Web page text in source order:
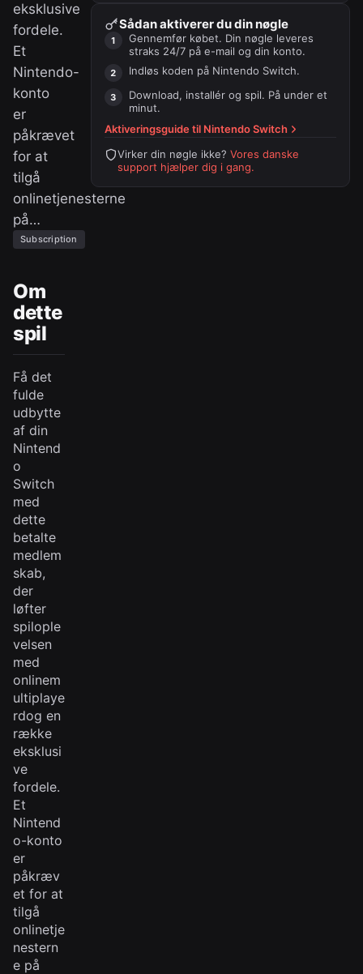
eksklusive
fordele.
Et
Nintendo-
konto
er
påkrævet
for at
tilgå
onlinetjenesterne
på…
Subscription
Sådan aktiverer du din nøgle
Gennemfør købet. Din nøgle leveres
straks 24/7 på e-mail og din konto.
Indløs koden på Nintendo Switch.
Download, installér og spil. På under et
minut.
Aktiveringsguide til Nintendo Switch
Virker din nøgle ikke? Vores danske
support hjælper dig i gang.
Om
dette
spil
Få det
fulde
udbytte
af din
Nintend
o
Switch
med
dette
betalte
medlem
skab,
der
løfter
spilople
velsen
med
onlinem
ultiplaye
rdog en
række
eksklusi
ve
fordele.
Et
Nintend
o-konto
er
påkræv
et for at
tilgå
onlinetje
nestern
e på